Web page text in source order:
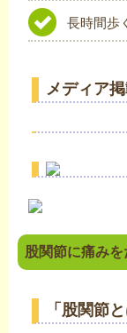
長時間歩
メディア
股関節に痛みを
「股関節と